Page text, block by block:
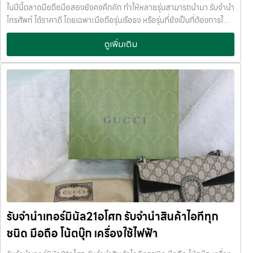
ในปีนี้ตลาดมือถือมือสองยังคงคึกคัก ทำให้หลายรุ่นสามารถนำมา รับจำนำ
โทรศัพท์ ได้ราคาดี โดยเฉพาะมือถือรุ่นเรือธง หรือรุ่นที่ยังเป็นที่ต้องการใน
ตลาด หากคุณกำลังมองหาเงินด่วน การ จำนำมือถือ ถือเป็นทางเลือกที่
สะดวก ได้เงินไว และไม่ต้องขายขาด บทความนี้ JumnumPlus ขอพาไปดู
ว่า
โทรศัพท์รุ่นไหนบ้าง ที่รับจำนำได้ราคาดีในปีนี้ iPhone รุ่นที่รับจำนำได้
ราคาดี iPhone ยังครองอันดับหนึ่งเรื่องราคามือสอง และเป็นรุ่นที่ร้านรับ
จำนำให้ราคาสูงเสมอ รุ่นที่แนะนำ: iPhone 15 Pro Max iPhone 15 Pro
iPhone 14 Pro / Pro Max iPhone 13 Pro / Pro Max จุดเด่นของ
รับจำนำได้วงเงินดี แม้
ใช้งานแล้ว เหมาะมากสำหรับคนที่ต้องการ รับจำนำไอโฟน หรือ รับฝากไอ
โฟน แบบไม่ต้องขายเครื่องค่ะ Samsung รุ่นยอดนิยมสำหรับการรับจำนำ
Samsung เป็นมือถือ Android ที่ราคามือสองแข็งแรงที่สุด โดยเฉพาะรุ่น
เรือธงและรุ่นจอพับ รุ่นที่รับจำนำได้ราคาดี: Samsung Galaxy S24 Ultra
Samsung Galaxy S23 Ultra Samsung Galaxy Z Fold 5
Samsung Galaxy Z Flip 5 มือถือ Samsung กลุ่มนี้✔ สเปกสูง✔ ราคา
มือสองยังดี✔ ร้านรับจำนำสนใจเป็นพิเศษ เหมาะสำหรับคนที่ต้องการ รับ
จำนำโทรศัพท์ Samsung หรือ จำนำ Samsung Galaxy ค่ะ Xiaomi รุ่น
สเปกแรง ราคาคุ้ม มือถือ Xiaomi ได้รับความนิยมมากในกลุ่มผู้ใช้จริง และ
ตลาดมือสองเริ่มแข็งแรงขึ้น รุ่นที่แนะนำ: Xiaomi 14 / 14 Pro Xiaomi 13
Pro Redmi Note 13 Pro+ แม้ราคาจะไม่สูงเท่า iPhone แต่ยังสามารถ
ดูเพิ่มเติม
รับจำนำเทอร์มินัล21อโศก รับจำนำสินค้าไอทีทุก
ชนิด มือถือ โน้ตบุ๊ก เครื่องใช้ไฟฟ้า